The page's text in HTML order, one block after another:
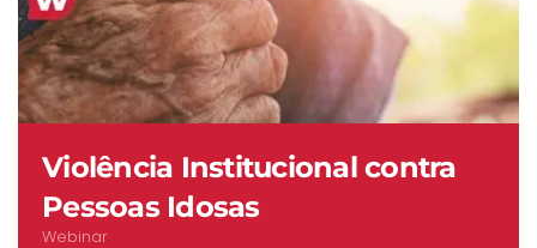
Agentes Qualificados/as no
domínio da Violência